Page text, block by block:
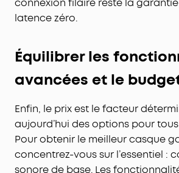
latence zéro.
Équilibrer les
avancées et le
Enfin, le prix est le facteur
aujourd’hui des options pour
Pour obtenir le meilleur casque
concentrez-vous sur l’essentiel :
sonore de base. Les